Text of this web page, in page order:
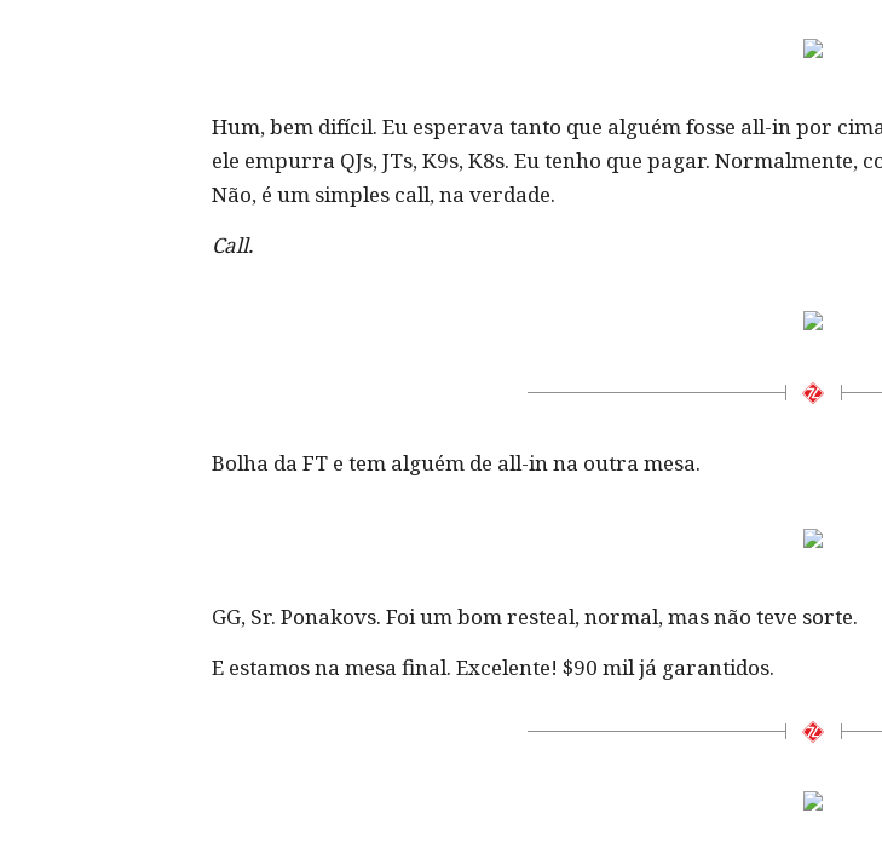
Hum, bem difícil. Eu esperava tanto que alguém fosse all-in por
ele empurra QJs, JTs, K9s, K8s. Eu tenho que pagar. Normalmente,
Não, é um simples call, na verdade.
Call.
Bolha da FT e tem alguém de all-in na outra mesa.
GG, Sr. Ponakovs. Foi um bom resteal, normal, mas não teve sorte.
E estamos na mesa final. Excelente! $90 mil já garantidos.